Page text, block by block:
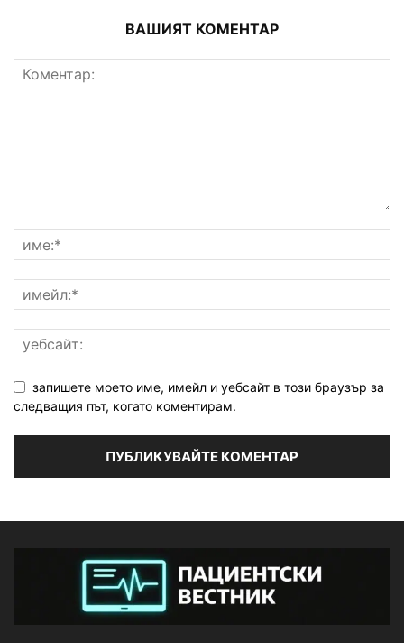
ВАШИЯТ КОМЕНТАР
запишете моето име, имейл и уебсайт в този браузър за
следващия път, когато коментирам.